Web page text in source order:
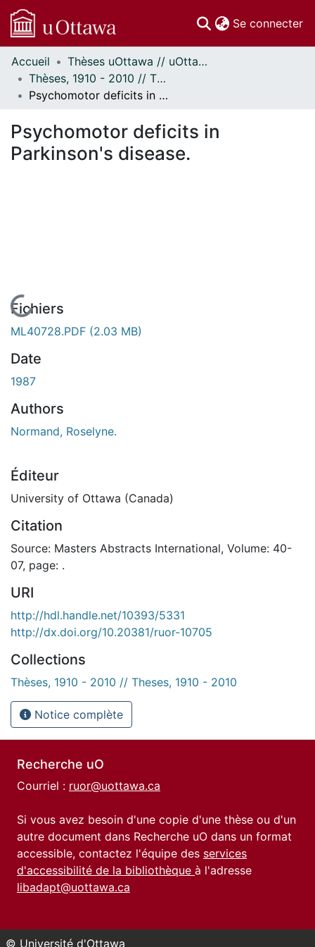
Se connecter
Communautés
et collections
Parcourir
À propos
Accueil
Thèses uOttawa // uOttawa Theses
Thèses, 1910 - 2010 // Theses, 1910 - 2010
Psychomotor deficits in Parkinson's disease.
Psychomotor deficits in
Parkinson's disease.
En cours de chargement...
Fichiers
ML40728.PDF (2.03 MB)
Date
1987
Authors
Normand, Roselyne.
Éditeur
University of Ottawa (Canada)
Citation
Source: Masters Abstracts International, Volume: 40-
07, page: .
URI
http://hdl.handle.net/10393/5331
http://dx.doi.org/10.20381/ruor-10705
Collections
Thèses, 1910 - 2010 // Theses, 1910 - 2010
Notice complète
Recherche uO
Courriel : ruor@uottawa.ca
Si vous avez besoin d'une copie d'une thèse ou d'un
autre document dans Recherche uO dans un format
accessible, contactez l'équipe des services
d'accessibilité de la bibliothèque à l'adresse
libadapt@uottawa.ca
© Université d'Ottawa